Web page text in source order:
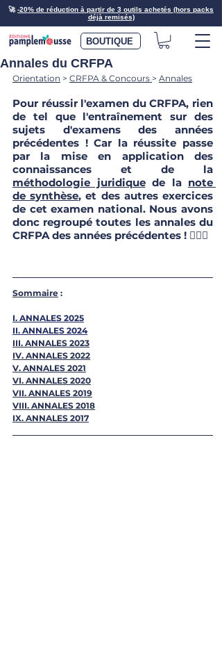
🚀-20% de réduction à partir de 3 outils achetés (hors packs
déjà remisés)
BOUTIQUE
Annales du CRFPA
Orientation > CRFPA & Concours > Annales
Pour réussir l'examen du CRFPA, rien
de tel que l'entraînement sur des
sujets d'examens des années
précédentes ! Car la réussite passe
par la mise en application des
méthodologie juridique de la note
de synthèse, et des autres exercices
de cet examen national. Nous avons
donc regroupé toutes les annales du
CRFPA des années précédentes ! 🙇🏽‍♀️
Sommaire :
I. ANNALES 2025
II. ANNALES 2024
III. ANNALES 2023
IV. ANNALES 2022
V. ANNALES 2021
VI. ANNALES 2020
VII. ANNALES 2019
VIII. ANNALES 2018
IX. ANNALES 2017